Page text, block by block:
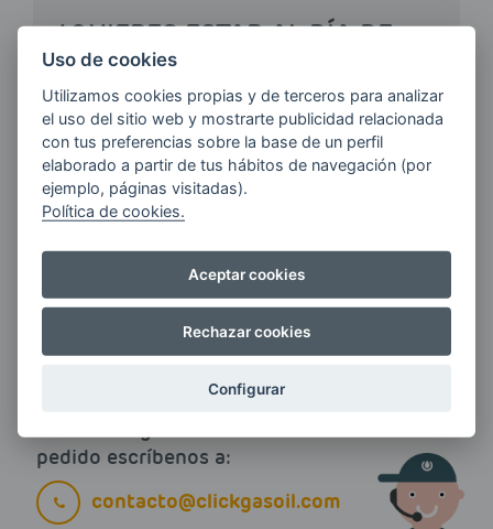
¿QUIERES ESTAR AL DÍA DE
LAS
ÚLTIMAS NOVEDADES?
E-MAIL
ENERGIAS por cualquier medio, incluido
electrónico.Más información
pedido escríbenos a:
contacto@clickgasoil.com
Uso de cookies
Utilizamos cookies propias y de terceros para analizar
el uso del sitio web y mostrarte publicidad relacionada
con tus preferencias sobre la base de un perfil
elaborado a partir de tus hábitos de navegación (por
ejemplo, páginas visitadas).
Política de cookies.
Aceptar cookies
Rechazar cookies
Configurar